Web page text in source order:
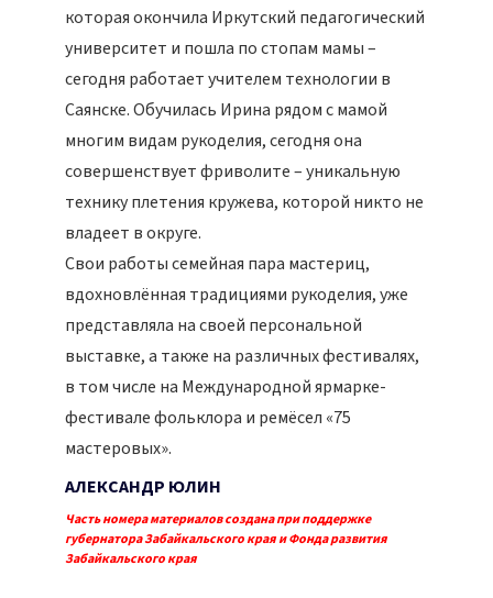
которая окончила Иркутский педагогический
университет и пошла по стопам мамы –
сегодня работает учителем технологии в
Саянске. Обучилась Ирина рядом с мамой
многим видам рукоделия, сегодня она
совершенствует фриволите – уникальную
технику плетения кружева, которой никто не
владеет в округе.
Свои работы семейная пара мастериц,
вдохновлённая традициями рукоделия, уже
представляла на своей персональной
выставке, а также на различных фестивалях,
в том числе на Международной ярмарке-
фестивале фольклора и ремёсел «75
мастеровых».
АЛЕКСАНДР ЮЛИН
Часть номера материалов создана при поддержке
губернатора Забайкальского края и Фонда развития
Забайкальского края